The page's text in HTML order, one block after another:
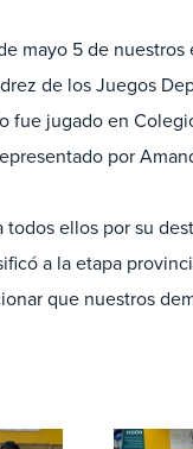
de mayo 5 de
de los Juegos
fue jugado en
por
todos ellos por su
a la etapa
que nuestros